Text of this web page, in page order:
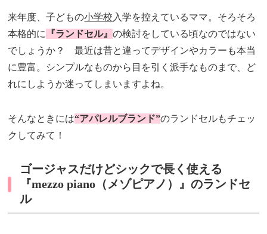
来年度、子どもの小学校 入学を控えているママ。そろそろ
本格的に
『ランドセル』の検討をしている頃なのではない
でしょうか？ 最近は昔と違ってデザインやカラーも本当
に豊富。シンプルなものから目を引く派手なものまで、ど
れにしようか迷ってしまいますよね。
そんなときには“アパレルブランド”のランドセルもチェッ
クしてみて！
ゴージャスだけどシックで長く使える
『mezzo piano（メゾピアノ）』のランドセ
ル